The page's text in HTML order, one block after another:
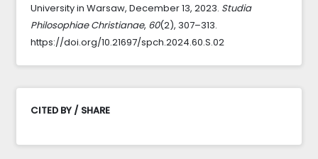
University in Warsaw, December 13, 2023. Studia
Philosophiae Christianae, 60(2), 307–313.
https://doi.org/10.21697/spch.2024.60.S.02
CITED BY / SHARE